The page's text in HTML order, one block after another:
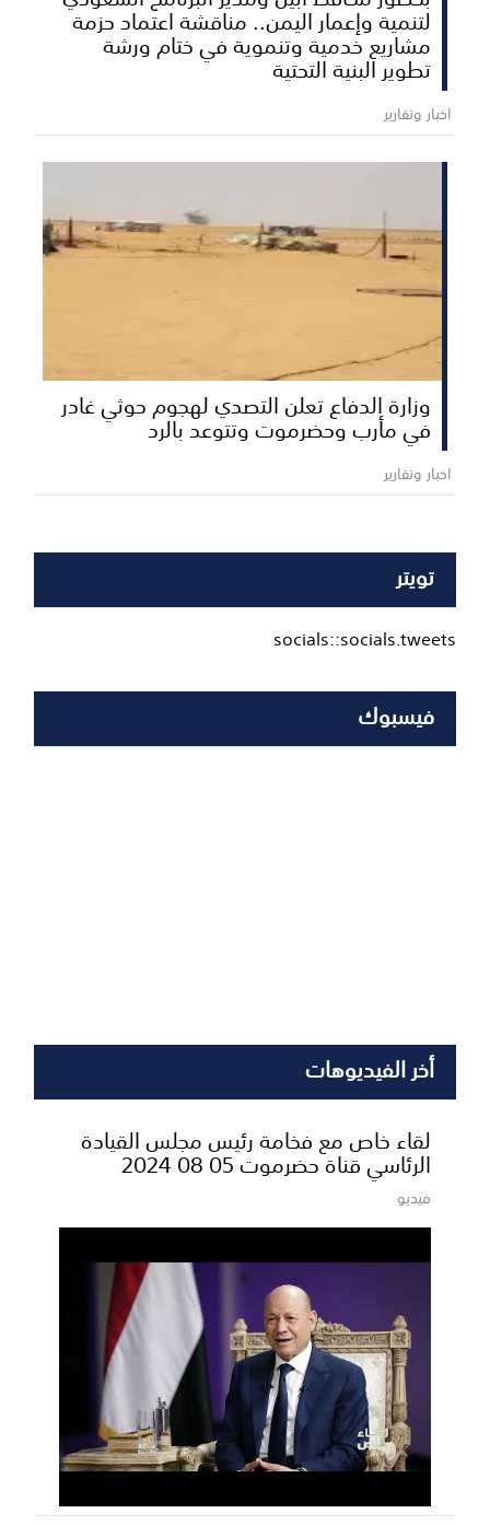
لتنمية وإعمار اليمن.. مناقشة اعتماد حزمة
مشاريع خدمية وتنموية في ختام ورشة
تطوير البنية التحتية
اخبار وتقارير
وزارة الدفاع تعلن التصدي لهجوم حوثي غادر
في مأرب وحضرموت وتتوعد بالرد
اخبار وتقارير
تويتر
socials::socials.tweets
فيسبوك
أخر الفيديوهات
لقاء خاص مع فخامة رئيس مجلس القيادة
الرئاسي قناة حضرموت 05 08 2024
فيديو